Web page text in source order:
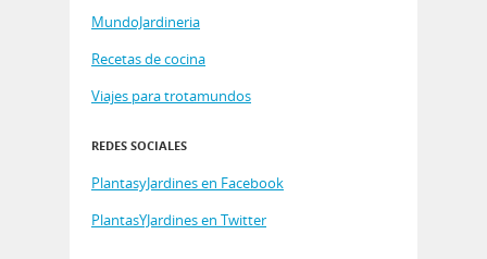
MundoJardineria
Recetas de cocina
Viajes para trotamundos
REDES SOCIALES
PlantasyJardines en Facebook
PlantasYJardines en Twitter